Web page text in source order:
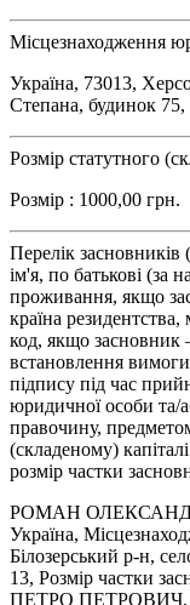
Місцезнаходження
Україна, 73013,
Степана, будинок 75,
Розмір статутного
Розмір : 1000,00 грн.
Перелік
ім'я, по батькові (за
проживання, якщо
країна
код, якщо засновник
встановлення вимоги
підпису під час
юридичної особи та/
правочину,
(складеному)
розмір частки
РОМАН
Україна,
Білозерський р-н,
13, Розмір частки
ПЕТРО ПЕТРОВИЧ,